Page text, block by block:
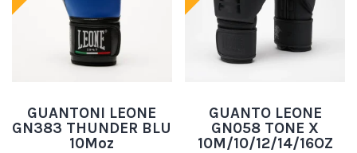
GUANTONI LEONE
GN383 THUNDER BLU
10Moz
GUANTO LEONE
GN058 TONE X
10M/10/12/14/16OZ